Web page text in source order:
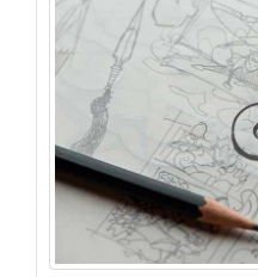
PROGRAMABLES I (6
automatizaciÃ³n.
automatizado.